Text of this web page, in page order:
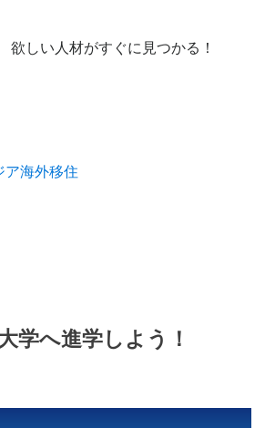
欲しい人材がすぐに見つかる！
海外移住
学へ進学しよう！